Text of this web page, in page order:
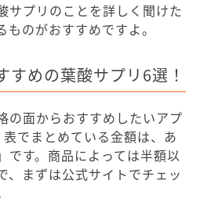
サプリのことを詳しく聞けた
のがおすすめですよ。
すめの葉酸サプリ6選！
の面からおすすめしたいアプ
でまとめている金額は、あ
です。商品によっては半額以
、まずは公式サイトでチェッ